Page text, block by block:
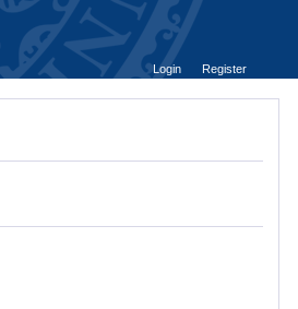
Login
Register